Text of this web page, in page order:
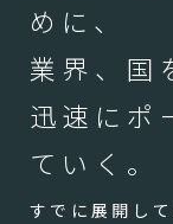
めに、
業界、国
迅速にポ
ていく。
すでに展開し